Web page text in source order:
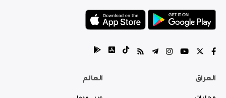
العراق العالم